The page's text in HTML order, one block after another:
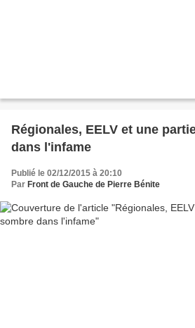
Régionales, EELV et une
dans l'infame
Publié le 02/12/2015 à 20:10
Par Front de Gauche de Pierre Bénite